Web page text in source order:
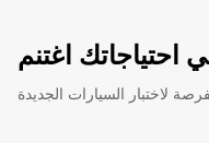
احتياجاتك اغتنم
لاختبار السيارات الجديدة